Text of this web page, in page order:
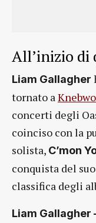
All’inizio di
Liam Gallagher
tornato a
concerti degli
coinciso con la
solista, C’mon
conquista del
classifica degli
Liam Gallagher